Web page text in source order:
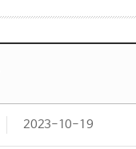
2023-10-19